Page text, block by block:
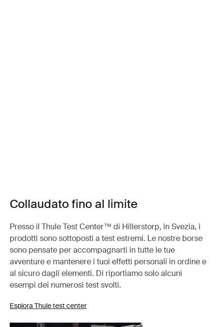
Collaudato fino al limite
Presso il Thule Test Center™ di Hillerstorp, in Svezia, i
prodotti sono sottoposti a test estremi. Le nostre borse
sono pensate per accompagnarti in tutte le tue
avventure e mantenere i tuoi effetti personali in ordine e
al sicuro dagli elementi. Di riportiamo solo alcuni
esempi dei numerosi test svolti.
Esplora Thule test center